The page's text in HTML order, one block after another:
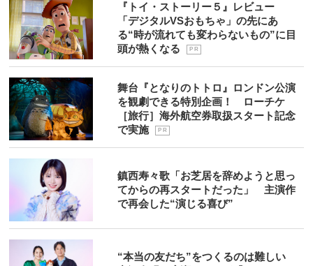
『トイ・ストーリー５』レビュー
「デジタルVSおもちゃ」の先にあ
る“時が流れても変わらないもの”に目
頭が熱くなる
P R
舞台『となりのトトロ』ロンドン公演
を観劇できる特別企画！ ローチケ
［旅行］海外航空券取扱スタート記念
で実施
P R
鎮西寿々歌「お芝居を辞めようと思っ
てからの再スタートだった」 主演作
で再会した“演じる喜び”
“本当の友だち”をつくるのは難しい